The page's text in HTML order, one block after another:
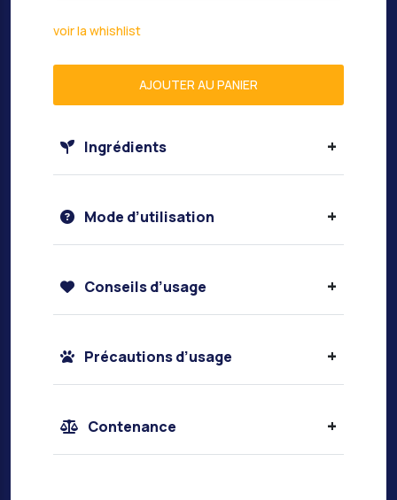
voir la whishlist
AJOUTER AU PANIER
Ingrédients +
Mode d’utilisation +
Conseils d’usage +
Précautions d’usage +
Contenance +